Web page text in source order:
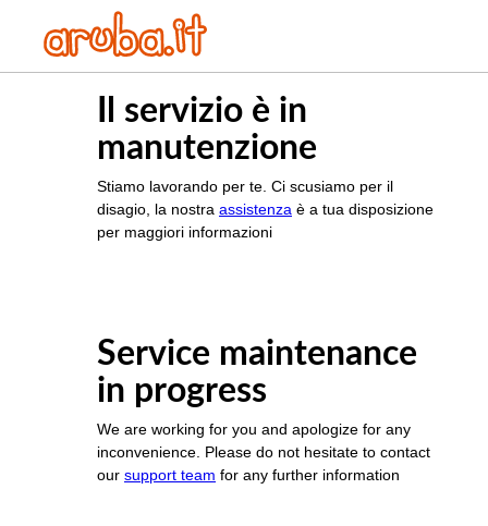
Il servizio è in
manutenzione
Stiamo lavorando per te. Ci scusiamo per il
disagio, la nostra assistenza è a tua disposizione
per maggiori informazioni
Service maintenance
in progress
We are working for you and apologize for any
inconvenience. Please do not hesitate to contact
our support team for any further information